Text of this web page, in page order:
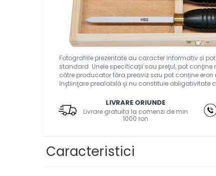
Strunguri universale cu viteza
Masini de gaurit - Vario - cu masa
Masini de gaurit cu angrenaj,
Masini de gaurit cu coloana
Masini de gaurit cu coloana si cap
curea de distributie
LIVRARE ORIUNDE
Livrare gratuita la comenzi de min
1000 ron
Caracteristici